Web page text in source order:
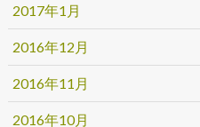
2017年1月
2016年12月
2016年11月
2016年10月